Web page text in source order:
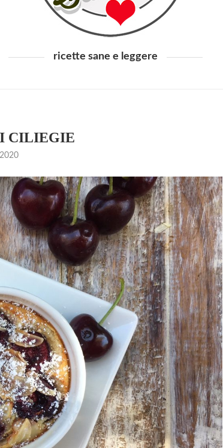
ricette sane e leggere
CILIEGIE